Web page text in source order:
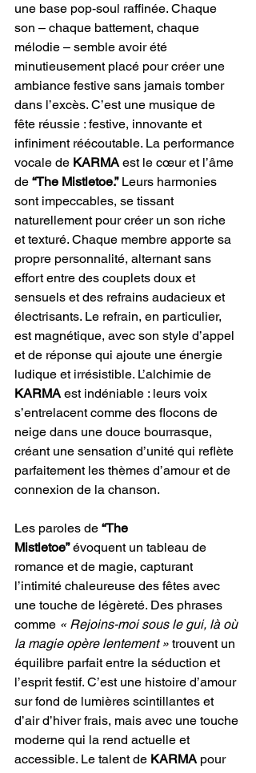
une base pop-soul raffinée. Chaque
son – chaque battement, chaque
mélodie – semble avoir été
minutieusement placé pour créer une
ambiance festive sans jamais tomber
dans l’excès. C’est une musique de
fête réussie : festive, innovante et
infiniment réécoutable. La performance
vocale de KARMA est le cœur et l’âme
de “The Mistletoe.” Leurs harmonies
sont impeccables, se tissant
naturellement pour créer un son riche
et texturé. Chaque membre apporte sa
propre personnalité, alternant sans
effort entre des couplets doux et
sensuels et des refrains audacieux et
électrisants. Le refrain, en particulier,
est magnétique, avec son style d’appel
et de réponse qui ajoute une énergie
ludique et irrésistible. L’alchimie de
KARMA est indéniable : leurs voix
s’entrelacent comme des flocons de
neige dans une douce bourrasque,
créant une sensation d’unité qui reflète
parfaitement les thèmes d’amour et de
connexion de la chanson.
Les paroles de “The
Mistletoe” évoquent un tableau de
romance et de magie, capturant
l’intimité chaleureuse des fêtes avec
une touche de légèreté. Des phrases
comme « Rejoins-moi sous le gui, là où
la magie opère lentement » trouvent un
équilibre parfait entre la séduction et
l’esprit festif. C’est une histoire d’amour
sur fond de lumières scintillantes et
d’air d’hiver frais, mais avec une touche
moderne qui la rend actuelle et
accessible. Le talent de KARMA pour